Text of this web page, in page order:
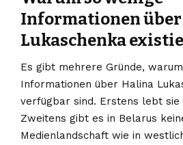
Informationen
Lukaschenka
Es gibt mehrere Gründe,
Informationen über Halina
verfügbar sind. Erstens lebt
Zweitens gibt es in Belarus
Medienlandschaft wie in